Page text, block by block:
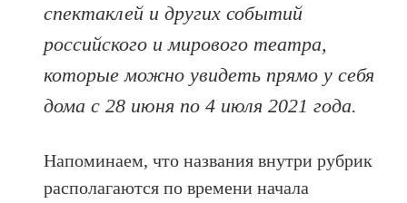
спектаклей и других событий
российского и мирового театра,
которые можно увидеть прямо у себя
дома с 28 июня по 4 июля 2021 года.
Напоминаем, что названия внутри рубрик
располагаются по времени начала